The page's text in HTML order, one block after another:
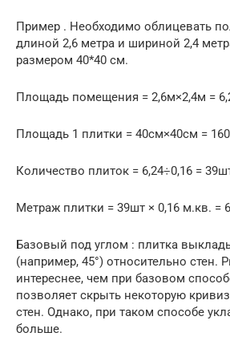
Пример . Необходимо облицевать
длиной 2,6 метра и шириной 2,4
размером 40*40 см.
Площадь помещения = 2,6м×2,4м =
Площадь 1 плитки = 40см×40см =
Количество плиток = 6,24÷0,16 =
Метраж плитки = 39шт × 0,16 м.кв. =
Базовый под углом : плитка
(например, 45°) относительно стен.
интереснее, чем при базовом
позволяет скрыть некоторую
стен. Однако, при таком способе
больше.